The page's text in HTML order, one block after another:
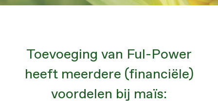
Toevoeging van Ful-Power
heeft meerdere (financiële)
voordelen bij maïs: